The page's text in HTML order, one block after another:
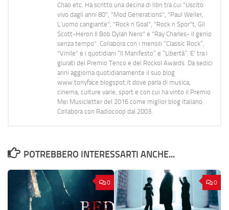
Chao etc. Ha scritto una decina di libri tra cui "Uscito
vivo dagli anni 80", "Mod Generations", "Paul Weller,
L’uomo cangiante", "Rock n Goal", "Rock n Spor"t, Gil
Scott-Heron Il Bob Dylan Nero" e "Ray Charles- Il genio
senza tempo". Collabora con i mensili “Classic Rock”,
"Vinile" e i quotidiani “Il Manifesto” e “Libertà”. E' tra i
giurati del Premio Tenco e del Rockol Awards. Da sedici
anni aggiorna quotidianamente il suo blog
www.tonyface.blogspot.it dove parla di musica,
cinema, culture varie, sport e con cui ha vinto il Premio
Mei Musicletter del 2016 come miglior blog italiano.
Collabora con Radiocoop dal 2003.
POTREBBERO INTERESSARTI ANCHE...
0 0